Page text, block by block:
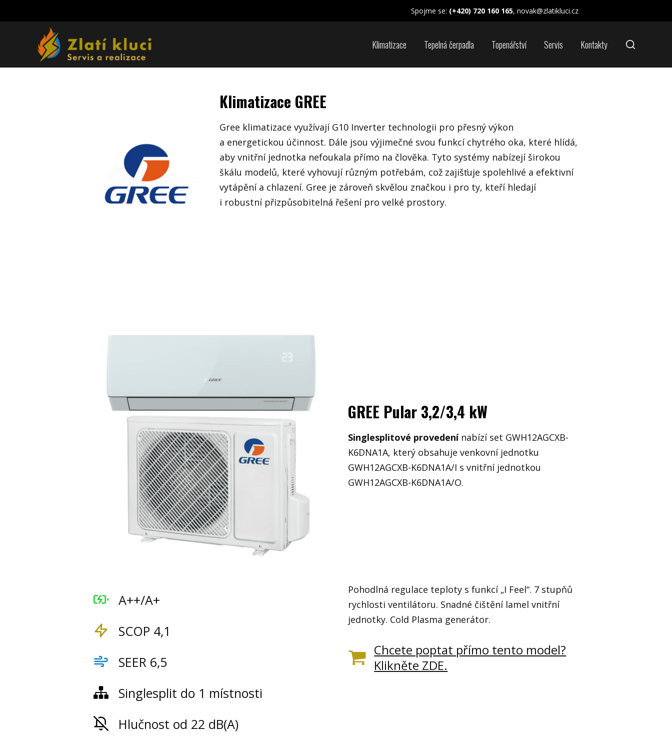
Spojme se: (+420) 720 160 165, novak@zlatikluci.cz
Klimatizace Tepelná čerpadla Topenářství Servis Kontakty
Klimatizace GREE
Gree klimatizace využívají G10 Inverter technologii pro přesný výkon
a energetickou účinnost. Dále jsou výjimečné svou funkcí chytrého oka, které hlídá,
aby vnitřní jednotka nefoukala přímo na člověka. Tyto systémy nabízejí širokou
škálu modelů, které vyhovují různým potřebám, což zajišťuje spolehlivé a efektivní
vytápění a chlazení. Gree je zároveň skvělou značkou i pro ty, kteří hledají
i robustní přizpůsobitelná řešení pro velké prostory.
GREE Pular 3,2/3,4 kW
Singlesplitové provedenínabízí set GWH12AGCXB-
K6DNA1A, který obsahuje venkovní jednotku
GWH12AGCXB-K6DNA1A/I s vnitřní jednotkou
GWH12AGCXB-K6DNA1A/O.
A++/A+
SCOP 4,1
SEER 6,5
Singlesplit do 1 místnosti
Hlučnost od 22 dB(A)
Pohodlná regulace teploty s funkcí „I Feel“. 7 stupňů
rychlosti ventilátoru. Snadné čištění lamel vnitřní
jednotky. Cold Plasma generátor.
Chcete poptat přímo tento model?
Klikněte ZDE.